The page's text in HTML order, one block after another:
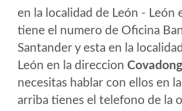
en la localidad de León - León
tiene el numero de Oficina
Santander y esta en la
León en la direccion
necesitas hablar con ellos en
arriba tienes el telefono de la